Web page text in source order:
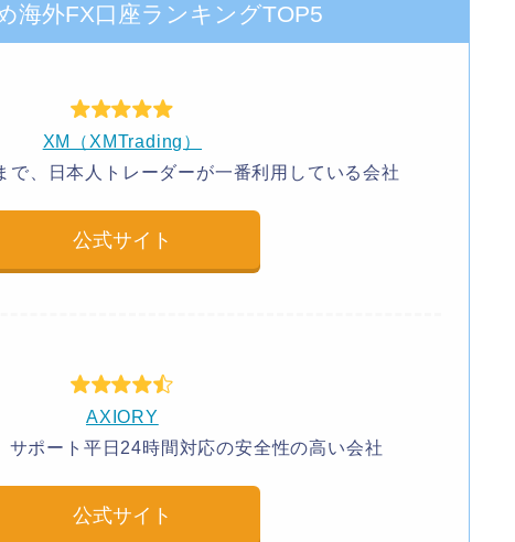
海外FX口座ランキングTOP5
XM（XMTrading）
で、日本人トレーダーが一番利用している会社
公式サイト
AXIORY
サポート平日24時間対応の安全性の高い会社
公式サイト